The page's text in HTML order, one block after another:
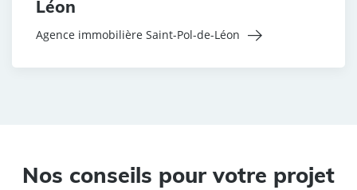
Léon
Agence immobilière Saint-Pol-de-Léon
Nos conseils pour votre projet